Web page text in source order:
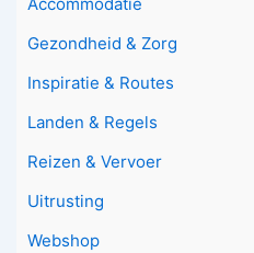
Accommodatie
Gezondheid & Zorg
Inspiratie & Routes
Landen & Regels
Reizen & Vervoer
Uitrusting
Webshop